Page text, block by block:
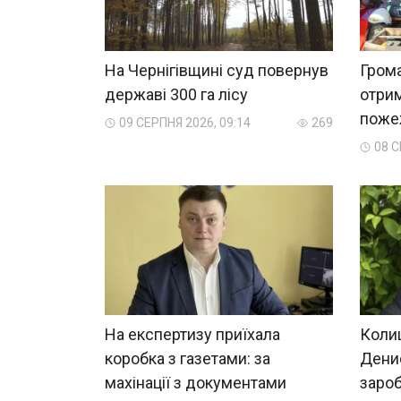
На Чернігівщині суд повернув
державі 300 га лісу
09 СЕРПНЯ 2026, 09:14 269
08
На експертизу приїхала
коробка з газетами: за
махінації з документами